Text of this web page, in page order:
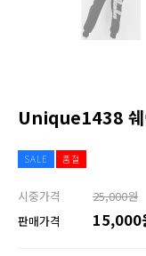
Unique1438 쉐
SALE 품절
시중가격
25,000원
판매가격
15,000